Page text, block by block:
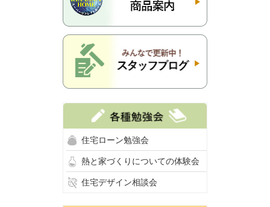
住宅ローン勉強会
熱と家づくりについての体験会
住宅デザイン相談会